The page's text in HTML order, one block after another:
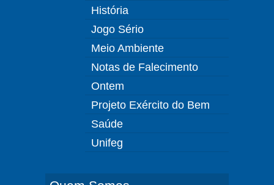
História
Jogo Sério
Meio Ambiente
Notas de Falecimento
Ontem
Projeto Exército do Bem
Saúde
Unifeg